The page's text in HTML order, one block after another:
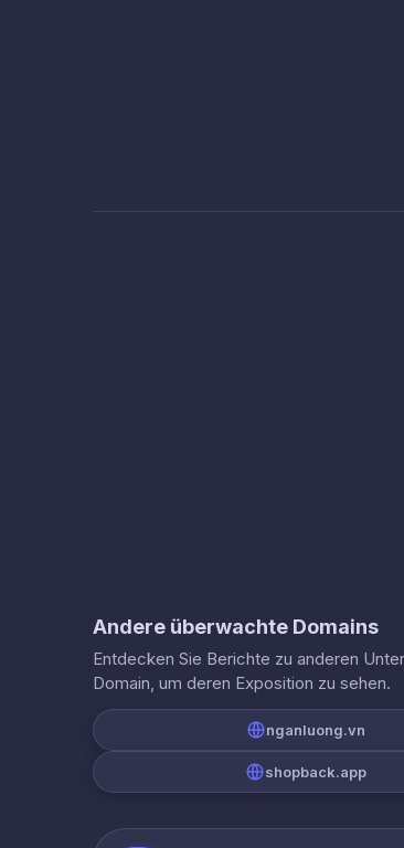
Andere überwachte Domains
Entdecken Sie Berichte zu anderen
Domain, um deren Exposition zu sehen.
nganluong.vn
shopback.app